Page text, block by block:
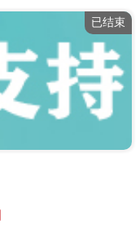
已结束